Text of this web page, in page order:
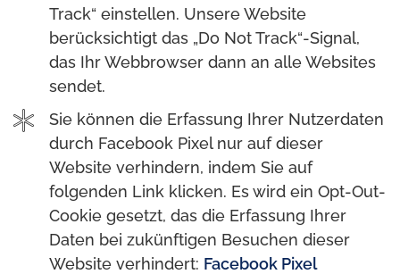
Track“ einstellen. Unsere Website
berücksichtigt das „Do Not Track“-Signal,
das Ihr Webbrowser dann an alle Websites
sendet.
Sie können die Erfassung Ihrer Nutzerdaten
durch Facebook Pixel nur auf dieser
Website verhindern, indem Sie auf
folgenden Link klicken. Es wird ein Opt-Out-
Cookie gesetzt, das die Erfassung Ihrer
Daten bei zukünftigen Besuchen dieser
Website verhindert: Facebook Pixel